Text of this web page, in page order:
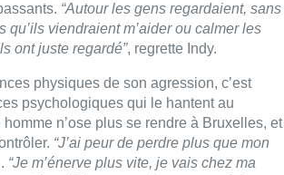
“Autour les gens regardaient, sans
qu’ils viendraient m’aider ou calmer les
ont juste regardé”, regrette Indy.
physiques de son agression, c’est
psychologiques qui le hantent au
n’ose plus se rendre à Bruxelles, et
“J’ai peur de perdre plus que mon
“Je m’énerve plus vite, je vais chez ma